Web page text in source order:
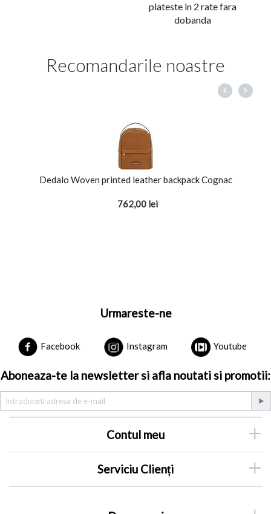
plateste in 2 rate fara
dobanda
Recomandarile noastre
Dedalo Woven printed leather backpack Cognac
762,00 lei
Urmareste-ne
Facebook Instagram Youtube
Aboneaza-te la newsletter si afla noutati si promotii:
Contul meu
Serviciu Clienți